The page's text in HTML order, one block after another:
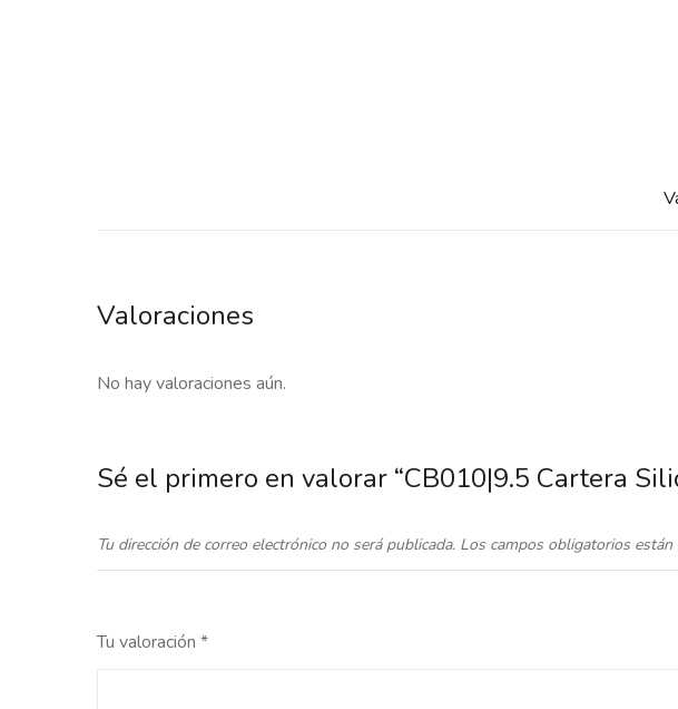
Valoraciones
No hay valoraciones aún.
Sé el primero en valorar “CB010|9.5 Cartera
Tu dirección de correo electrónico no será publicada. Los campos obligatorios están
Tu valoración *